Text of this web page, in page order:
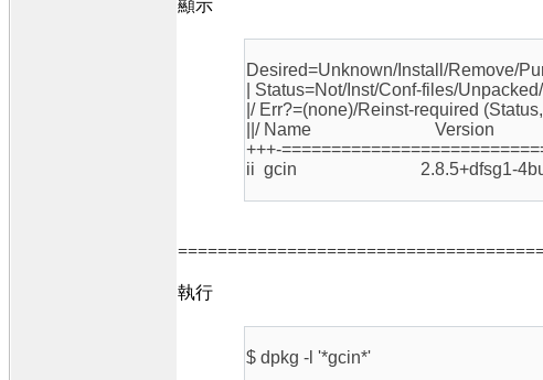
顯示
Desired=Unknown/Install/Remove/
| Status=Not/Inst/Conf-files/
|/ Err?=(none)/Reinst-required
||/ Name Version
+++-
ii gcin 2.8.5+dfsg1-4build4
執行
$ dpkg -l '*gcin*'